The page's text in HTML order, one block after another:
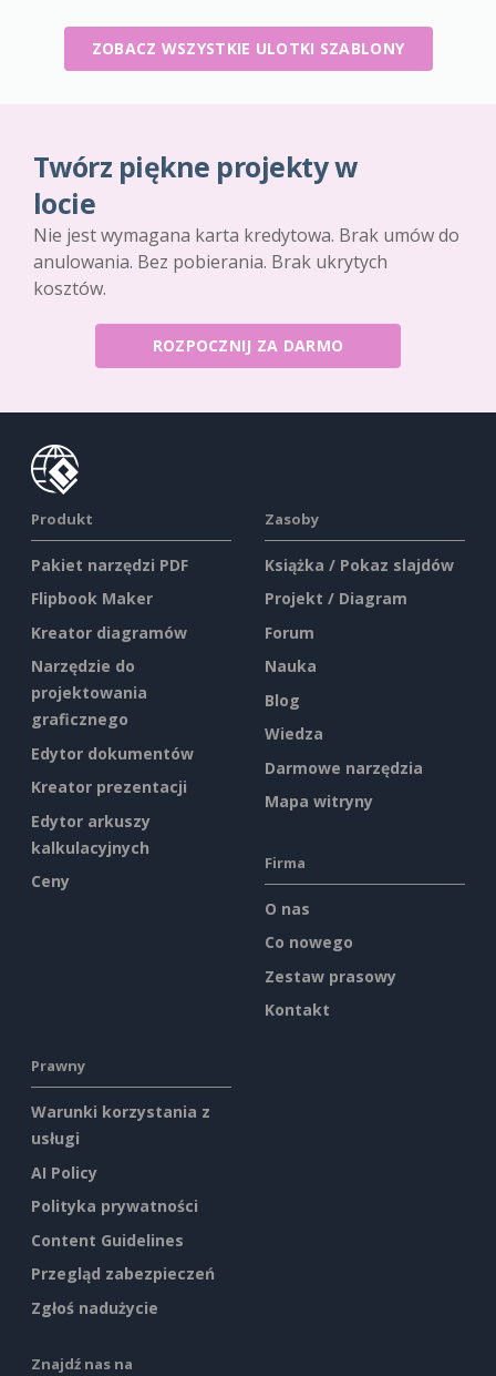
ZOBACZ WSZYSTKIE ULOTKI SZABLONY
Twórz piękne projekty w
locie
Nie jest wymagana karta kredytowa. Brak umów do
anulowania. Bez pobierania. Brak ukrytych
kosztów.
ROZPOCZNIJ ZA DARMO
Produkt
Pakiet narzędzi PDF
Flipbook Maker
Kreator diagramów
Narzędzie do
projektowania
graficznego
Edytor dokumentów
Kreator prezentacji
Edytor arkuszy
kalkulacyjnych
Ceny
Zasoby
Książka / Pokaz slajdów
Projekt / Diagram
Forum
Nauka
Blog
Wiedza
Darmowe narzędzia
Mapa witryny
Firma
O nas
Co nowego
Zestaw prasowy
Kontakt
Prawny
Warunki korzystania z
usługi
AI Policy
Polityka prywatności
Content Guidelines
Przegląd zabezpieczeń
Zgłoś nadużycie
Znajdź nas na